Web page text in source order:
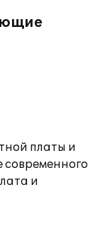
платы и
современного
и